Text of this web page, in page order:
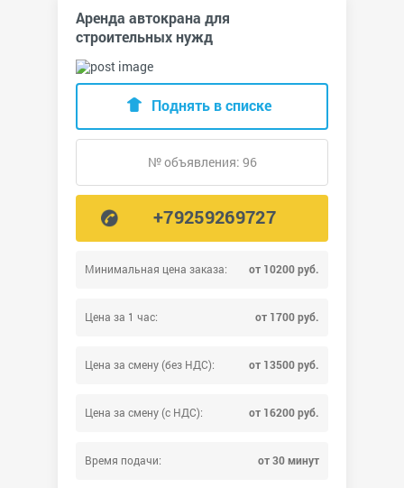
Аренда автокрана для
строительных нужд
Минимальная цена заказа: от 10200 руб.
Цена за 1 час: от 1700 руб.
Цена за смену (без НДС): от 13500 руб.
Цена за смену (с НДС): от 16200 руб.
Время подачи: от 30 минут
Поднять в списке
№ объявления: 96
+79259269727